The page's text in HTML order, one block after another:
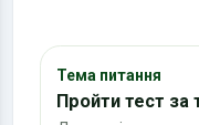
Тема питання
Пройти тест за